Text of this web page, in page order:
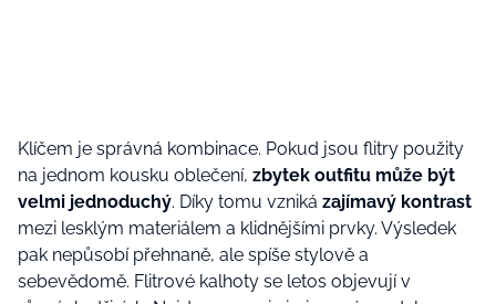
Klíčem je správná kombinace. Pokud jsou flitry použity
na jednom kousku oblečení, zbytek outfitu může být
velmi jednoduchý. Díky tomu vzniká zajímavý kontrast
mezi lesklým materiálem a klidnějšími prvky. Výsledek
pak nepůsobí přehnaně, ale spíše stylově a
sebevědomě. Flitrové kalhoty se letos objevují v